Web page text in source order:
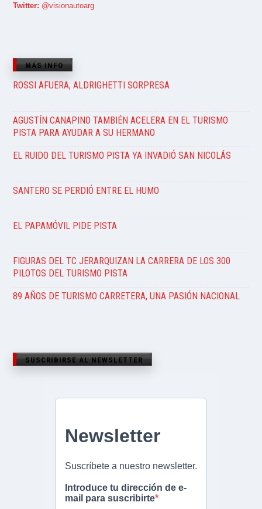
Twitter: @visionautoarg
MÁS INFO
ROSSI AFUERA, ALDRIGHETTI SORPRESA
AGUSTÍN CANAPINO TAMBIÉN ACELERA EN EL TURISMO
PISTA PARA AYUDAR A SU HERMANO
EL RUIDO DEL TURISMO PISTA YA INVADIÓ SAN NICOLÁS
SANTERO SE PERDIÓ ENTRE EL HUMO
EL PAPAMÓVIL PIDE PISTA
FIGURAS DEL TC JERARQUIZAN LA CARRERA DE LOS 300
PILOTOS DEL TURISMO PISTA
89 AÑOS DE TURISMO CARRETERA, UNA PASIÓN NACIONAL
SUSCRIBIRSE AL NEWSLETTER